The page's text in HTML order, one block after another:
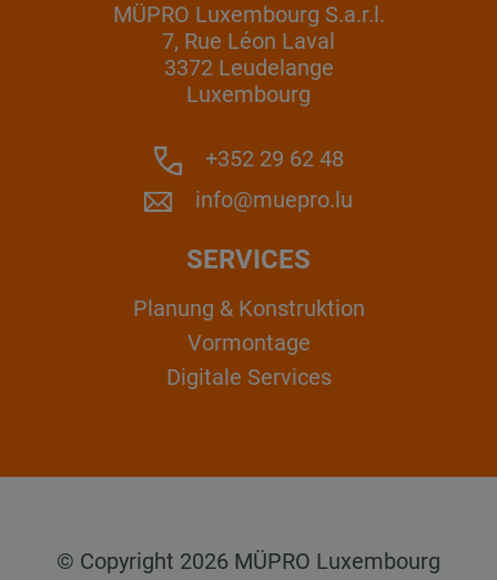
MÜPRO Luxembourg S.a.r.l.
7, Rue Léon Laval
3372 Leudelange
Luxembourg
+352 29 62 48
info@muepro.lu
SERVICES
Planung & Konstruktion
Vormontage
Digitale Services
© Copyright 2026 MÜPRO Luxembourg